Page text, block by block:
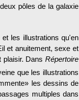
pôles de la galaxie
et les illustrations qu'en
et anuitement, sexe et
Dans Répertoire
que les illustrations
les dessins de
multiples dans